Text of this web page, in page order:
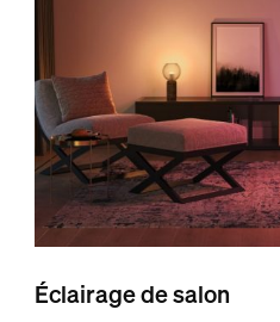
Éclairage de salon